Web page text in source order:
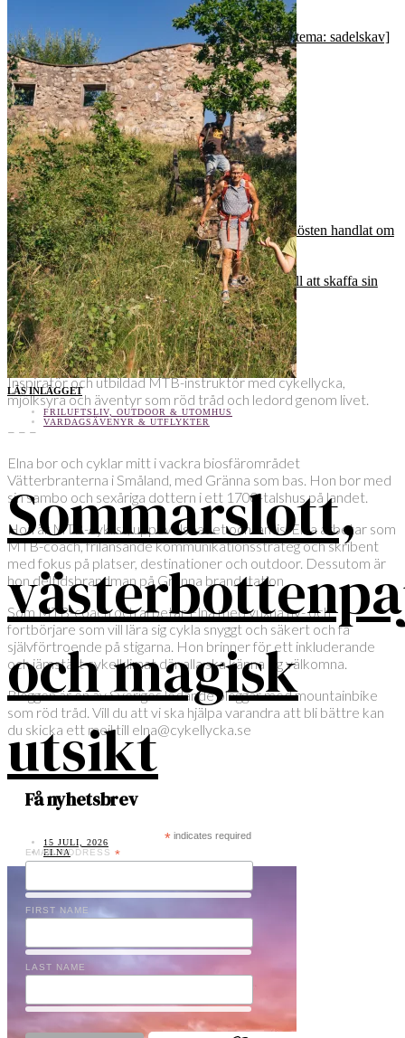
LÄS INLÄGGET
FRILUFTSLIV, OUTDOOR & UTOMHUS
VARDAGSÄVENYR & UTFLYKTER
Sommarslott,
och magisk
utsikt
15 JULI, 2026
ELNA
The naked truth: kasta trosorna [tema: sadelskav]
Hur svår är Cykelvasan?
En elegi för alla sorger den här hösten handlat om
Att köpa MTB - en liten guide till att skaffa sin
första skogshoj
Elna Dahlstrand
Inspiratör och utbildad MTB-instruktör med cykellycka,
mjölksyra och äventyr som röd tråd och ledord genom livet.
– – –
Elna bor och cyklar mitt i vackra biosfärområdet
Vätterbranterna i Småland, med Gränna som bas. Hon bor med
sin sambo och sexåriga dottern i ett 1700-talshus på landet.
Hon är MTB-cyklist, uppevelseatlet och lantis. Elna arbetar som
MTB-coach, frilansande kommunikationsstrateg och skribent
med fokus på platser, destinationer och outdoor. Dessutom är
hon deltidsbrandman på Gränna brandstation
Som MTB-coach och arbetar Elna med vuxna ny- och
fortbörjare som vill lära sig cykla snyggt och säkert och få
självförtroende på stigarna. Hon brinner för ett inkluderande
och jämställt cykelklimat där alla ska känna sig välkomna.
Bloggen är en av Sveriges ledande bloggar med mountainbike
som röd tråd. Vill du att vi ska hjälpa varandra att bli bättre kan
du skicka ett mejl till elna@cykellycka.se
Få nyhetsbrev
*indicates required
EMAIL ADDRESS *
FIRST NAME
LAST NAME